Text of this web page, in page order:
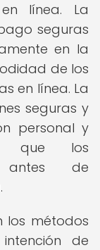
línea. La
seguras
en la
de los
en línea. La
seguras y
personal y
que los
antes de
los métodos
de